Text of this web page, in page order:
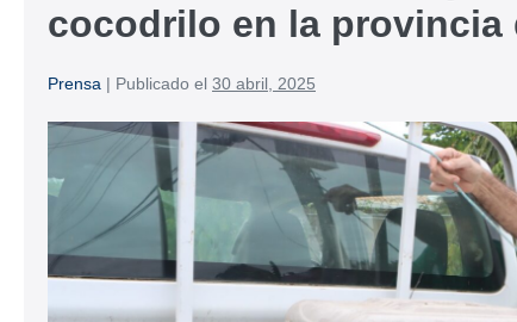
cocodrilo en la provincia
Prensa | Publicado el 30 abril, 2025